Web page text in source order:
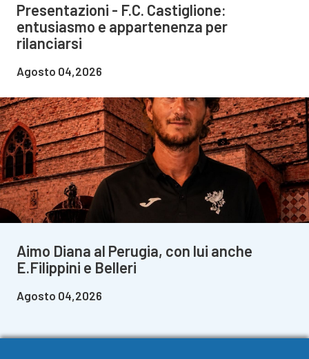
Presentazioni - F.C. Castiglione:
entusiasmo e appartenenza per
rilanciarsi
Agosto 04,2026
Aimo Diana al Perugia, con lui anche
E.Filippini e Belleri
Agosto 04,2026